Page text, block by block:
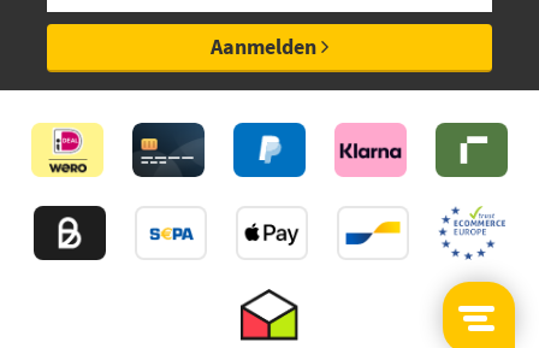
Aanmelden